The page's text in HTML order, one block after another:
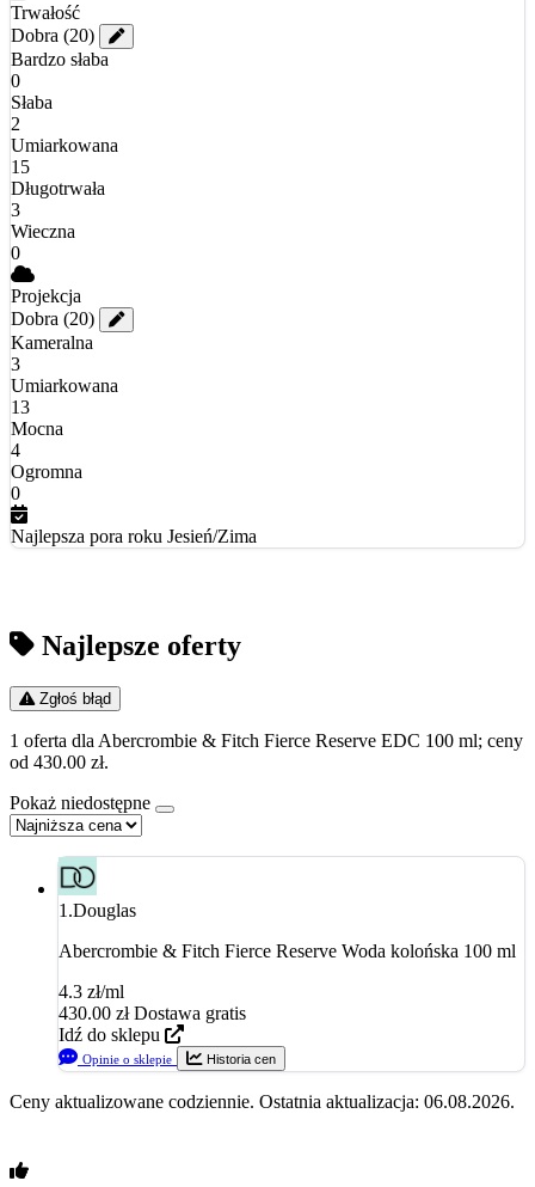
Trwałość
Dobra (20)
Bardzo słaba
0
Słaba
2
Umiarkowana
15
Długotrwała
3
Wieczna
0
Projekcja
Dobra (20)
Kameralna
3
Umiarkowana
13
Mocna
4
Ogromna
0
Najlepsza pora roku Jesień/Zima
Najlepsze oferty
Zgłoś błąd
1 oferta dla Abercrombie & Fitch Fierce Reserve EDC 100 ml; ceny
od 430.00 zł.
Pokaż niedostępne
1.Douglas
Abercrombie & Fitch Fierce Reserve Woda kolońska 100 ml
4.3 zł/ml
430.00 zł Dostawa gratis
Idź do sklepu
Opinie o sklepie Historia cen
Ceny aktualizowane codziennie. Ostatnia aktualizacja: 06.08.2026.